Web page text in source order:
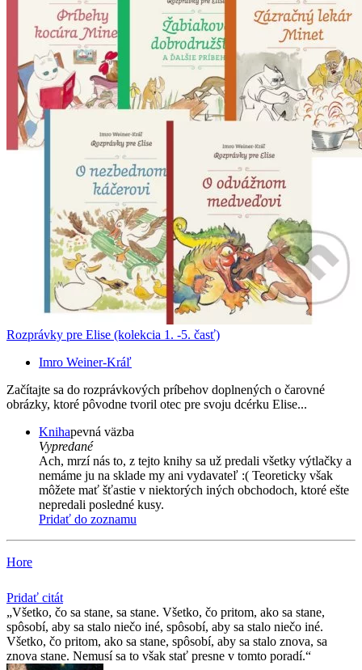
Rozprávky pre Elise (kolekcia 1. -5. časť)
Imro Weiner-Kráľ
Začítajte sa do rozprávkových príbehov doplnených o čarovné
obrázky, ktoré pôvodne tvoril otec pre svoju dcérku Elise...
Knihapevná väzba
Vypredané
Ach, mrzí nás to, z tejto knihy sa už predali všetky výtlačky a
nemáme ju na sklade my ani vydavateľ :( Teoreticky však
môžete mať šťastie v niektorých iných obchodoch, ktoré ešte
nepredali posledné kusy.
Pridať do zoznamu
Hore
Pridať citát
Všetko, čo sa stane, sa stane. Všetko, čo pritom, ako sa stane,
spôsobí, aby sa stalo niečo iné, spôsobí, aby sa stalo niečo iné.
Všetko, čo pritom, ako sa stane, spôsobí, aby sa stalo znova, sa
znova stane. Nemusí sa to však stať presne v tomto poradí.